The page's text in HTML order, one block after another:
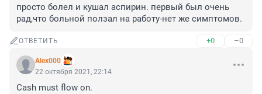
просто болел и кушал аспирин. первый был очень
рад,что больной ползал на работу-нет же симптомов.
ОТВЕТИТЬ +0 –0
Alex000
22 октября 2021, 22:14
Cash must flow on.